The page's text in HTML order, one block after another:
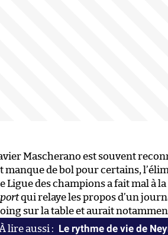
Mascherano est souvent
manque de bol pour certains,
Ligue des champions a fait mal à
qui relaye les propos d’un
sur la table et aurait
Le rythme de vie de